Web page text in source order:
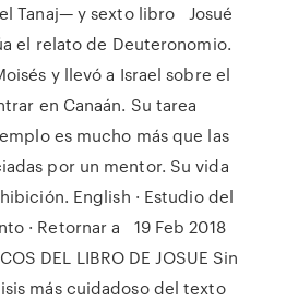
Tanaj— y sexto libro Josué
el relato de Deuteronomio.
y llevó a Israel sobre el
en Canaán. Su tarea
es mucho más que las
por un mentor. Su vida
English · Estudio del
· Retornar a 19 Feb 2018
DEL LIBRO DE JOSUE Sin
más cuidadoso del texto